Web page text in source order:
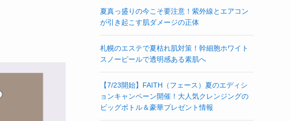
夏真っ盛りの今こそ要注意！紫外線とエアコン
が引き起こす肌ダメージの正体
札幌のエステで夏枯れ肌対策！幹細胞ホワイト
スノーピールで透明感ある素肌へ
【7/23開始】FAITH（フェース）夏のエディシ
ョンキャンペーン開催！大人気クレンジングの
ビッグボトル＆豪華プレゼント情報